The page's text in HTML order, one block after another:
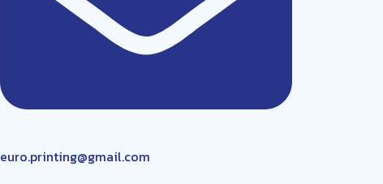
euro.printing@gmail.com